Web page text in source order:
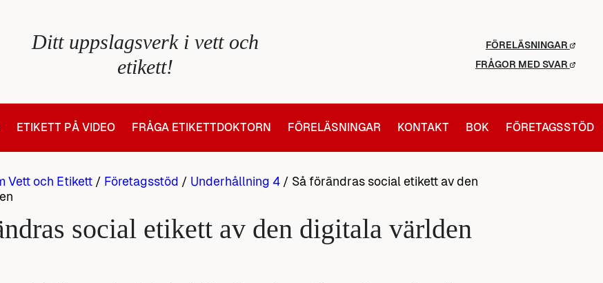
Ditt uppslagsverk i vett och
etikett!
FÖRELÄSNINGAR
FRÅGOR MED SVAR
ETIKETT PÅ VIDEO FRÅGA ETIKETTDOKTORN FÖRELÄSNINGAR KONTAKT BOK FÖRETAGSSTÖD
Vett och Etikett / Företagsstöd / Underhållning 4 / Så förändras social etikett av den
social etikett av den digitala världen